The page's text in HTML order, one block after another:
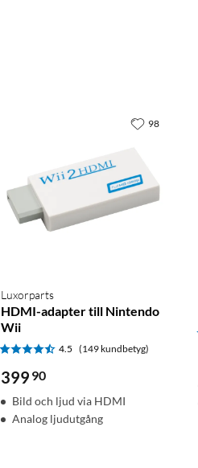
Luxorparts
HDMI-adapter till Nintendo
Wii
4.5 (149 kundbetyg)
399 90
Bild och ljud via HDMI
Analog ljudutgång
98